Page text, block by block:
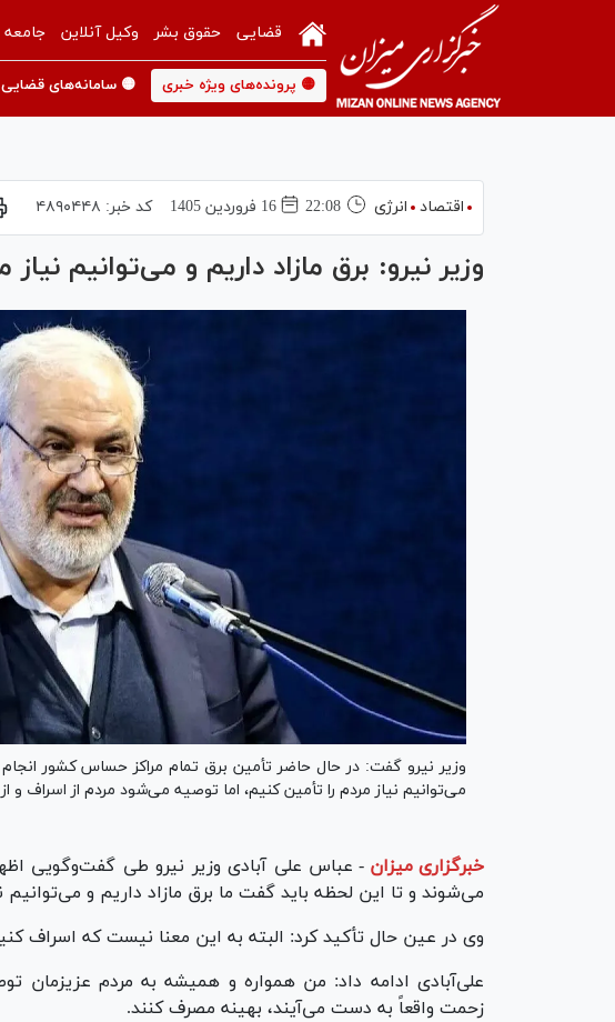
قضایی حقوق بشر وکیل آنلاین جامعه
🟡 پرونده‌های ویژه خبری 🟡 سامانه‌های قضایی
اقتصاد انرژی 22:08 16 فروردين 1405 کد خبر: ۴۸۹۰۴۴۸
وزیر نیرو: برق مازاد داریم و می‌توانیم
وزیر نیرو گفت: در حال حاضر تأمین برق تمام مراکز حساس کشور
می‌توانیم نیاز مردم را تأمین کنیم، اما توصیه می‌شود مردم از اسراف
خبرگزاری میزان - عباس علی آبادی وزیر نیرو طی گفت‌وگویی
می‌شوند و تا این لحظه باید گفت ما برق مازاد داریم و می‌توانیم
وی در عین حال تأکید کرد: البته به این معنا نیست که اسراف
علی‌آبادی ادامه داد: من همواره و همیشه به مردم عزیزمان
زحمت واقعاً به دست می‌آیند، بهینه مصرف کنند.